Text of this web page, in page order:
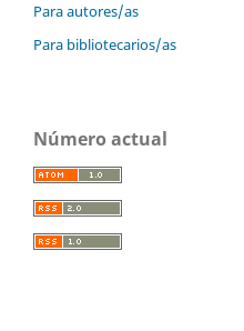
Para autores/as
Para bibliotecarios/as
Número actual